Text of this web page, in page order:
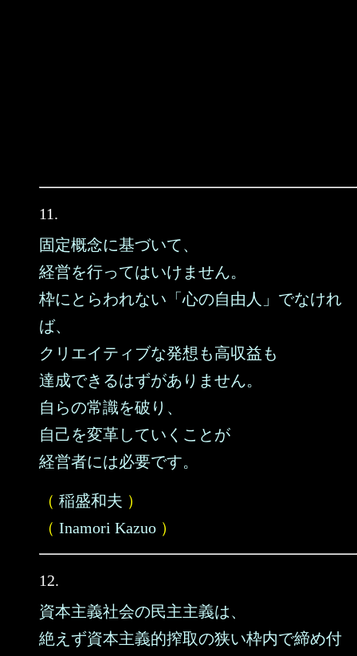
11.
固定概念に基づいて、
経営を行ってはいけません。
枠にとらわれない「心の自由人」でなけれ
ば、
クリエイティブな発想も高収益も
達成できるはずがありません。
自らの常識を破り、
自己を変革していくことが
経営者には必要です。
（ 稲盛和夫 ）
（ Inamori Kazuo ）
12.
資本主義社会の民主主義は、
絶えず資本主義的搾取の狭い枠内で締め付